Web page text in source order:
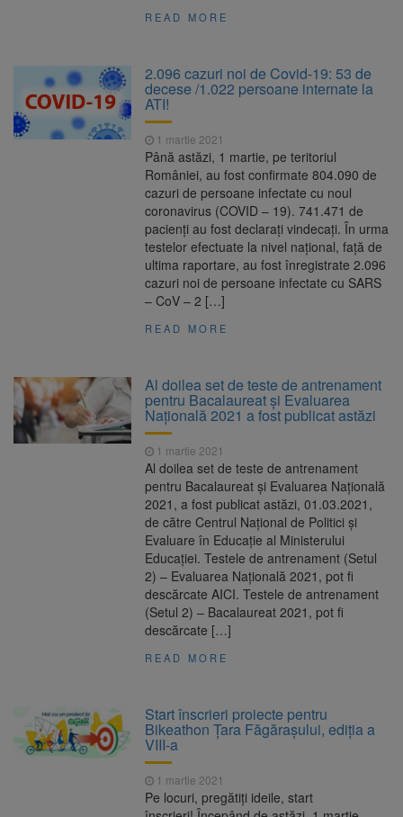
READ MORE
2.096 cazuri noi de Covid-19: 53 de
decese /1.022 persoane internate la
ATI!
1 martie 2021
Până astăzi, 1 martie, pe teritoriul
României, au fost confirmate 804.090 de
cazuri de persoane infectate cu noul
coronavirus (COVID – 19). 741.471 de
pacienți au fost declarați vindecați. În urma
testelor efectuate la nivel național, față de
ultima raportare, au fost înregistrate 2.096
cazuri noi de persoane infectate cu SARS
– CoV – 2 […]
READ MORE
Al doilea set de teste de antrenament
pentru Bacalaureat și Evaluarea
Națională 2021 a fost publicat astăzi
1 martie 2021
Al doilea set de teste de antrenament
pentru Bacalaureat și Evaluarea Națională
2021, a fost publicat astăzi, 01.03.2021,
de către Centrul Național de Politici și
Evaluare în Educație al Ministerului
Educației. Testele de antrenament (Setul
2) – Evaluarea Națională 2021, pot fi
descărcate AICI. Testele de antrenament
(Setul 2) – Bacalaureat 2021, pot fi
descărcate […]
READ MORE
Start înscrieri proiecte pentru
Bikeathon Țara Făgărașului, ediția a
VIII-a
1 martie 2021
Pe locuri, pregătiți ideile, start